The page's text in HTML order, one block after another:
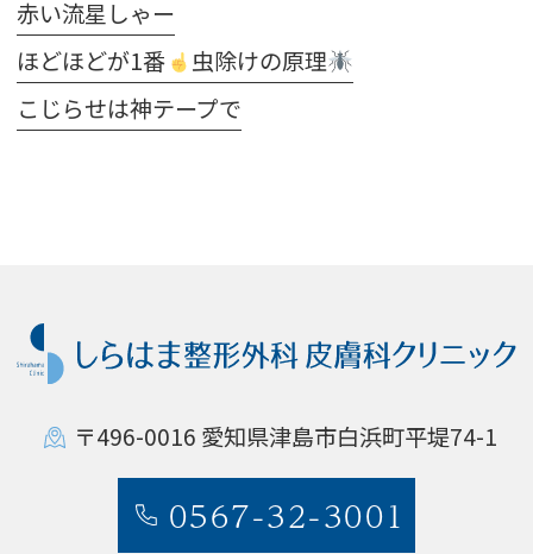
赤い流星しゃー
ほどほどが1番
虫除けの原理
こじらせは神テープで
〒496-0016 愛知県津島市白浜町平堤74-1
0567-32-3001